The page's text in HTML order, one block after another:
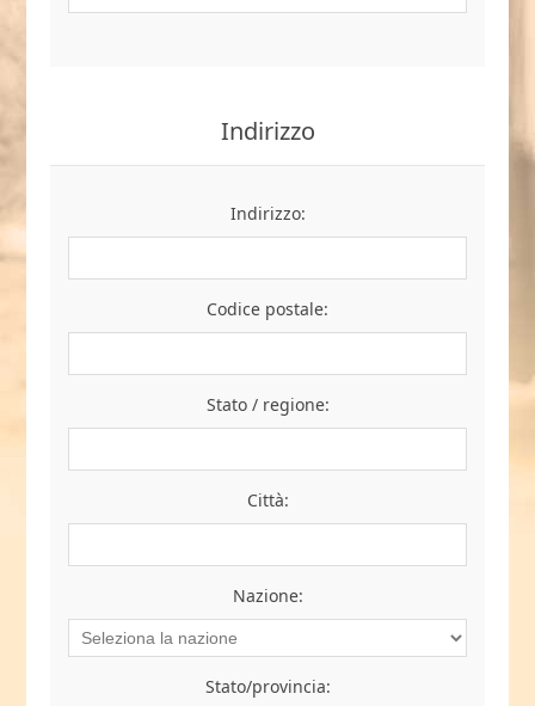
Indirizzo
Indirizzo:
Codice postale:
Stato / regione:
Città:
Nazione:
Stato/provincia: